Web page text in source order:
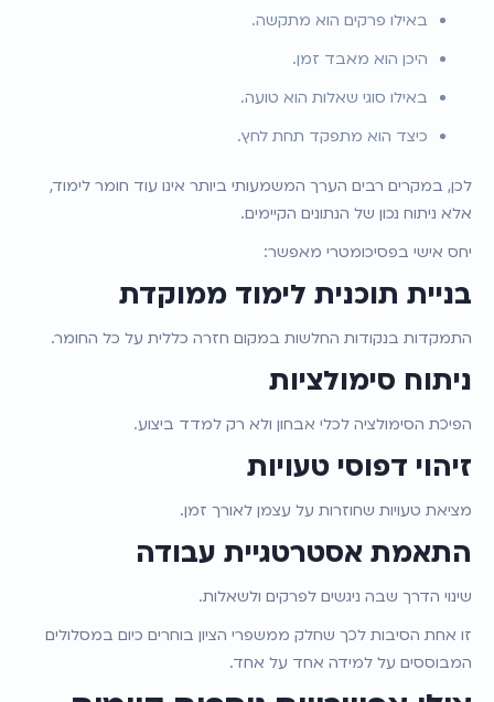
באילו פרקים הוא מתקשה.
היכן הוא מאבד זמן.
באילו סוגי שאלות הוא טועה.
כיצד הוא מתפקד תחת לחץ.
לכן, במקרים רבים הערך המשמעותי ביותר אינו עוד חומר לימוד,
אלא ניתוח נכון של הנתונים הקיימים.
יחס אישי בפסיכומטרי מאפשר:
בניית תוכנית לימוד ממוקדת
התמקדות בנקודות החלשות במקום חזרה כללית על כל החומר.
ניתוח סימולציות
הפיכת הסימולציה לכלי אבחון ולא רק למדד ביצוע.
זיהוי דפוסי טעויות
מציאת טעויות שחוזרות על עצמן לאורך זמן.
התאמת אסטרטגיית עבודה
שינוי הדרך שבה ניגשים לפרקים ולשאלות.
זו אחת הסיבות לכך שחלק ממשפרי הציון בוחרים כיום במסלולים
המבוססים על למידה אחד על אחד.